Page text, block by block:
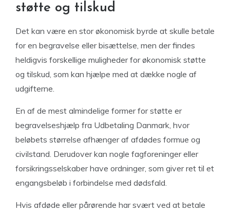
støtte og tilskud
Det kan være en stor økonomisk byrde at skulle betale
for en begravelse eller bisættelse, men der findes
heldigvis forskellige muligheder for økonomisk støtte
og tilskud, som kan hjælpe med at dække nogle af
udgifterne.
En af de mest almindelige former for støtte er
begravelseshjælp fra Udbetaling Danmark, hvor
beløbets størrelse afhænger af afdødes formue og
civilstand. Derudover kan nogle fagforeninger eller
forsikringsselskaber have ordninger, som giver ret til et
engangsbeløb i forbindelse med dødsfald.
Hvis afdøde eller pårørende har svært ved at betale